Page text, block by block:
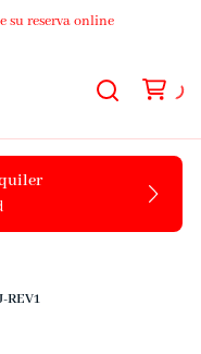
su reserva online
REV1